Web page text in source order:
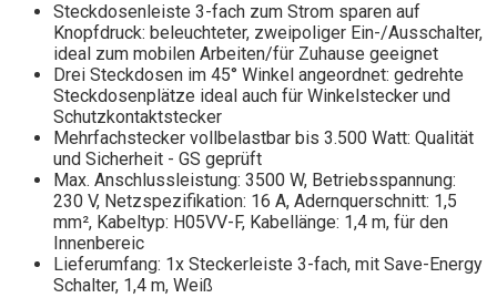
Steckdosenleiste 3-fach zum Strom sparen auf
Knopfdruck: beleuchteter, zweipoliger Ein-/Ausschalter,
ideal zum mobilen Arbeiten/für Zuhause geeignet
Drei Steckdosen im 45° Winkel angeordnet: gedrehte
Steckdosenplätze ideal auch für Winkelstecker und
Schutzkontaktstecker
Mehrfachstecker vollbelastbar bis 3.500 Watt: Qualität
und Sicherheit - GS geprüft
Max. Anschlussleistung: 3500 W, Betriebsspannung:
230 V, Netzspezifikation: 16 A, Adernquerschnitt: 1,5
mm², Kabeltyp: H05VV-F, Kabellänge: 1,4 m, für den
Innenbereic
Lieferumfang: 1x Steckerleiste 3-fach, mit Save-Energy
Schalter, 1,4 m, Weiß